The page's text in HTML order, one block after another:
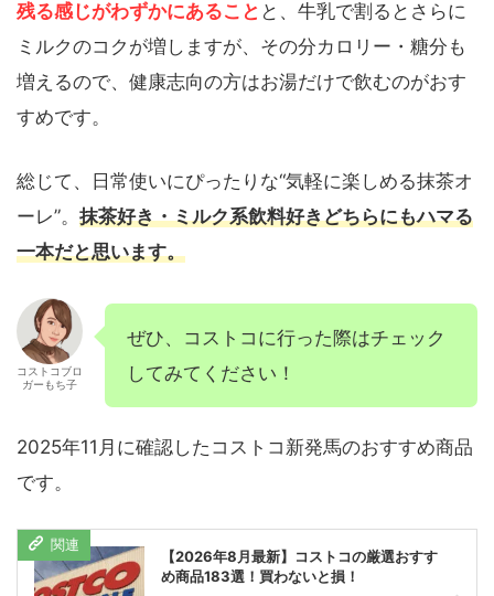
残る感じがわずかにあること と、牛乳で割るとさらに
ミルクのコクが増しますが、その分カロリー・糖分も
増えるので、健康志向の方はお湯だけで飲むのがおす
すめです。
総じて、日常使いにぴったりな“気軽に楽しめる抹茶オ
ーレ”。 抹茶好き・ミルク系飲料好きどちらにもハマる
一本だと思います。
コストコブロ
ガーもち子
ぜひ、コストコに行った際はチェック
してみてください！
2025年11月に確認したコストコ新発馬のおすすめ商品
です。
【2026年8月最新】コストコの厳選おすす
め商品183選！買わないと損！